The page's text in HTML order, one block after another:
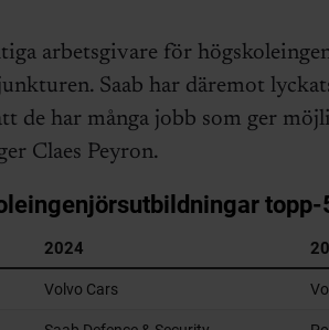
arbetsgivare för
Saab har däremot
de har många jobb som ger
Claes Peyron.